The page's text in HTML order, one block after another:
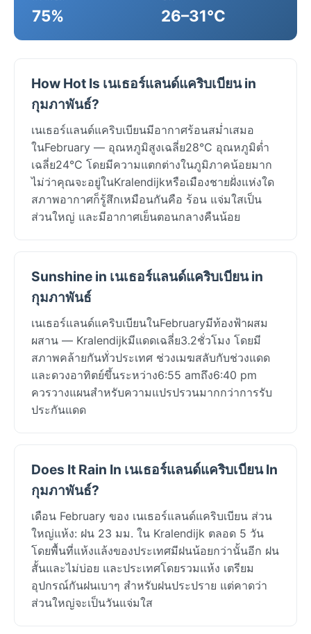
75% 26–31°C
How Hot Is เนเธอร์แลนด์แคริบเบียน in
กุมภาพันธ์?
เนเธอร์แลนด์แคริบเบียนมีอากาศร้อนสม่ำเสมอ
ในFebruary — อุณหภูมิสูงเฉลี่ย28°C อุณหภูมิต่ำ
เฉลี่ย24°C โดยมีความแตกต่างในภูมิภาคน้อยมาก
ไม่ว่าคุณจะอยู่ในKralendijkหรือเมืองชายฝั่งแห่งใด
สภาพอากาศก็รู้สึกเหมือนกันคือ ร้อน แจ่มใสเป็น
ส่วนใหญ่ และมีอากาศเย็นตอนกลางคืนน้อย
Sunshine in เนเธอร์แลนด์แคริบเบียน in
กุมภาพันธ์
เนเธอร์แลนด์แคริบเบียนในFebruaryมีท้องฟ้าผสม
ผสาน — Kralendijkมีแดดเฉลี่ย3.2ชั่วโมง โดยมี
สภาพคล้ายกันทั่วประเทศ ช่วงเมฆสลับกับช่วงแดด
และดวงอาทิตย์ขึ้นระหว่าง6:55 amถึง6:40 pm
ควรวางแผนสำหรับความแปรปรวนมากกว่าการรับ
ประกันแดด
Does It Rain In เนเธอร์แลนด์แคริบเบียน In
กุมภาพันธ์?
เดือน February ของ เนเธอร์แลนด์แคริบเบียน ส่วน
ใหญ่แห้ง: ฝน 23 มม. ใน Kralendijk ตลอด 5 วัน
โดยพื้นที่แห้งแล้งของประเทศมีฝนน้อยกว่านั้นอีก ฝน
สั้นและไม่บ่อย และประเทศโดยรวมแห้ง เตรียม
อุปกรณ์กันฝนเบาๆ สำหรับฝนประปราย แต่คาดว่า
ส่วนใหญ่จะเป็นวันแจ่มใส